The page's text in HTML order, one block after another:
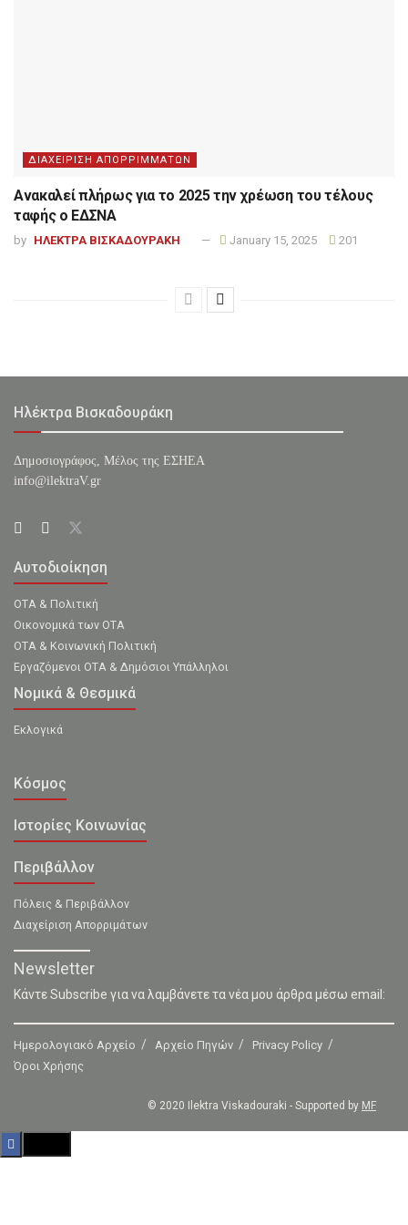
ΔΙΑΧΕΙΡΙΣΗ ΑΠΟΡΡΙΜΜΑΤΩΝ
Ανακαλεί πλήρως για το 2025 την χρέωση του τέλους
ταφής ο ΕΔΣΝΑ
by ΗΛΕΚΤΡΑ ΒΙΣΚΑΔΟΥΡΑΚΗ January 15, 2025 201
Ηλέκτρα Βισκαδουράκη
Δημοσιογράφος, Μέλος της ΕΣHΕΑ
info@ilektraV.gr
Αυτοδιοίκηση
ΟΤΑ & Πολιτική
Οικονομικά των ΟΤΑ
ΟΤΑ & Κοινωνική Πολιτική
Εργαζόμενοι ΟΤΑ & Δημόσιοι Υπάλληλοι
Νομικά & Θεσμικά
Εκλογικά
Κόσμος
Ιστορίες Κοινωνίας
Περιβάλλον
Πόλεις & Περιβάλλον
Διαχείριση Απορριμάτων
Newsletter
Κάντε Subscribe για να λαμβάνετε τα νέα μου άρθρα μέσω email:
Ημερολογιακό Αρχείο Αρχείο Πηγών
Privacy Policy
Όροι Χρήσης
© 2020 Ilektra Viskadouraki - Supported by MF